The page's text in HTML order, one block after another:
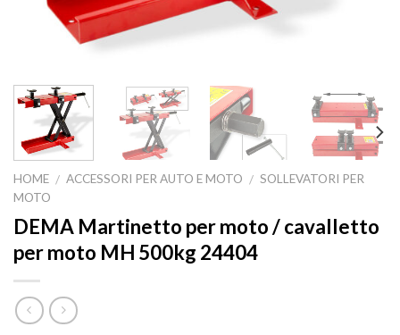
HOME / ACCESSORI PER AUTO E MOTO / SOLLEVATORI PER
MOTO
DEMA Martinetto per moto / cavalletto
per moto MH 500kg 24404